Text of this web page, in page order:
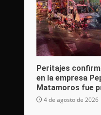
Peritajes
en la empresa
Matamoros fue
4 de agosto de 2026